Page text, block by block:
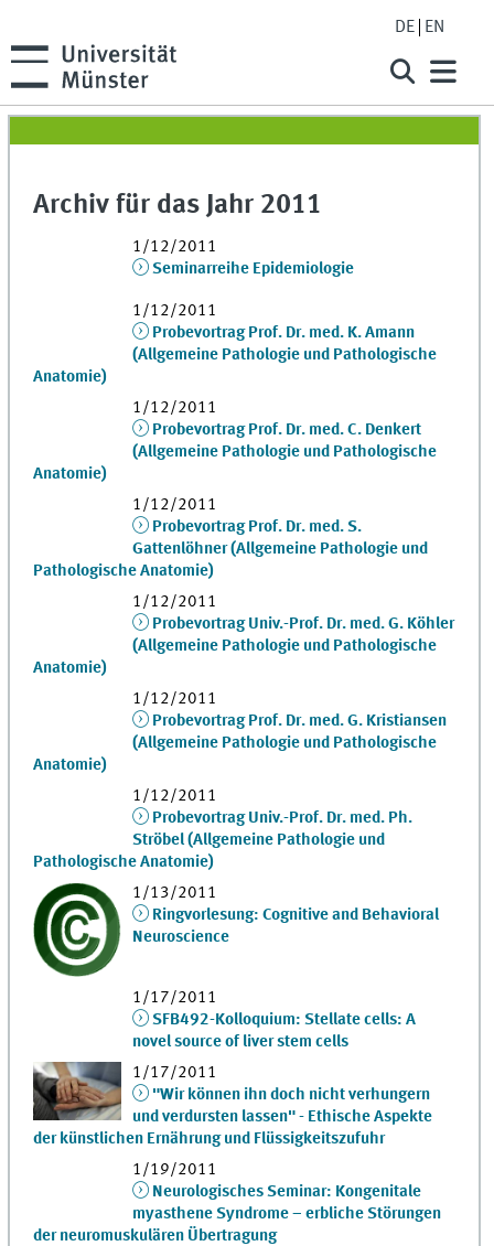
DE EN
Archiv für das Jahr 2011
1/12/2011
Seminarreihe Epidemiologie
1/12/2011
Probevortrag Prof. Dr. med. K. Amann
(Allgemeine Pathologie und Pathologische
Anatomie)
1/12/2011
Probevortrag Prof. Dr. med. C. Denkert
(Allgemeine Pathologie und Pathologische
Anatomie)
1/12/2011
Probevortrag Prof. Dr. med. S.
Gattenlöhner (Allgemeine Pathologie und
Pathologische Anatomie)
1/12/2011
Probevortrag Univ.-Prof. Dr. med. G. Köhler
(Allgemeine Pathologie und Pathologische
Anatomie)
1/12/2011
Probevortrag Prof. Dr. med. G. Kristiansen
(Allgemeine Pathologie und Pathologische
Anatomie)
1/12/2011
Probevortrag Univ.-Prof. Dr. med. Ph.
Ströbel (Allgemeine Pathologie und
Pathologische Anatomie)
1/13/2011
Ringvorlesung: Cognitive and Behavioral
Neuroscience
1/17/2011
SFB492-Kolloquium: Stellate cells: A
novel source of liver stem cells
1/17/2011
"Wir können ihn doch nicht verhungern
und verdursten lassen" - Ethische Aspekte
der künstlichen Ernährung und Flüssigkeitszufuhr
1/19/2011
Neurologisches Seminar: Kongenitale
myasthene Syndrome – erbliche Störungen
der neuromuskulären Übertragung